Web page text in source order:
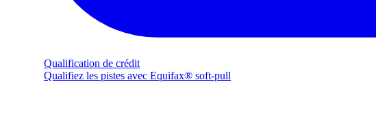
Qualification de crédit
Qualifiez les pistes avec Equifax® soft-pull